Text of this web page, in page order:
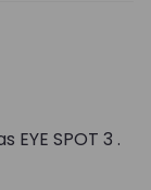
SPOT 3 .